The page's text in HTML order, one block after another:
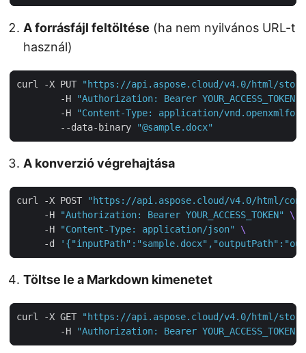
A forrásfájl feltöltése (ha nem nyilvános URL-t
használ)
curl -X PUT
"https://api.aspose.cloud/v4.0/html/
        -H
"Authorization: Bearer YOUR_ACCESS_TOKEN"
        -H
"Content-Type: application/
        --data-binary
"@sample.docx"
A konverzió végrehajtása
curl -X POST
"https://api.aspose.cloud/v4.0/html/
     -H
"Authorization: Bearer YOUR_ACCESS_TOKEN"
     -H
"Content-Type: application/json"
     -d
Töltse le a Markdown kimenetet
curl -X GET
"https://api.aspose.cloud/v4.0/html/
        -H
"Authorization: Bearer YOUR_ACCESS_TOKEN"